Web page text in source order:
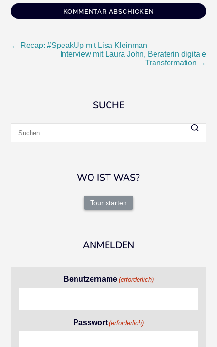
Beitragsnavigation
← Recap: #SpeakUp mit Lisa Kleinman
Interview mit Laura John, Beraterin digitale
Transformation →
SUCHE
nach:
WO IST WAS?
Tour starten
ANMELDEN
Benutzername (erforderlich)
Passwort (erforderlich)